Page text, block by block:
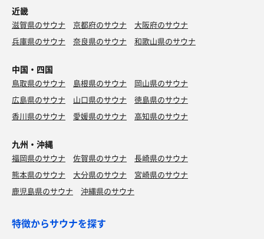
近畿
滋賀県のサウナ 京都府のサウナ
大阪府のサウナ
兵庫県のサウナ
奈良県のサウナ 和歌山県のサウナ
中国・四国
鳥取県のサウナ 島根県のサウナ
岡山県のサウナ
広島県のサウナ
山口県のサウナ
徳島県のサウナ
香川県のサウナ
愛媛県のサウナ 高知県のサウナ
九州・沖縄
福岡県のサウナ 佐賀県のサウナ
長崎県のサウナ
熊本県のサウナ
大分県のサウナ
宮崎県のサウナ
鹿児島県のサウナ
沖縄県のサウナ
特徴からサウナを探す